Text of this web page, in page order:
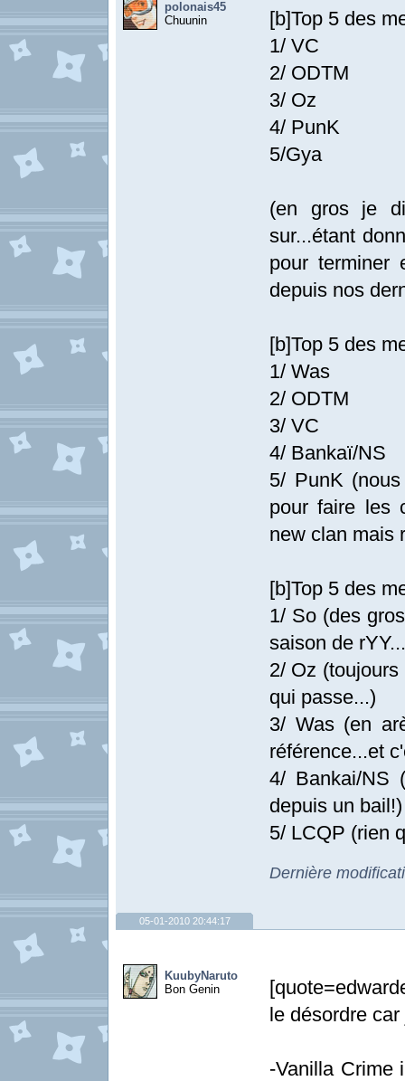
polonais45
Chuunin
[b]Top 5 des
1/ VC
2/ ODTM
3/ Oz
4/ PunK
5/Gya
(en gros je
sur...étant
pour terminer
depuis nos
[b]Top 5 des
1/ Was
2/ ODTM
3/ VC
4/ Bankaï/NS
5/ PunK
pour faire les
new clan mais
[b]Top 5 des
1/ So (des
saison de
2/ Oz
qui passe...)
3/ Was (en
référence...et
4/ Bankai/NS
depuis un bail!)
5/ LCQP (rien
Dernière
05-01-2010 20:44:17
KuubyNaruto
Bon Genin
le désordre
-Vanilla Crime